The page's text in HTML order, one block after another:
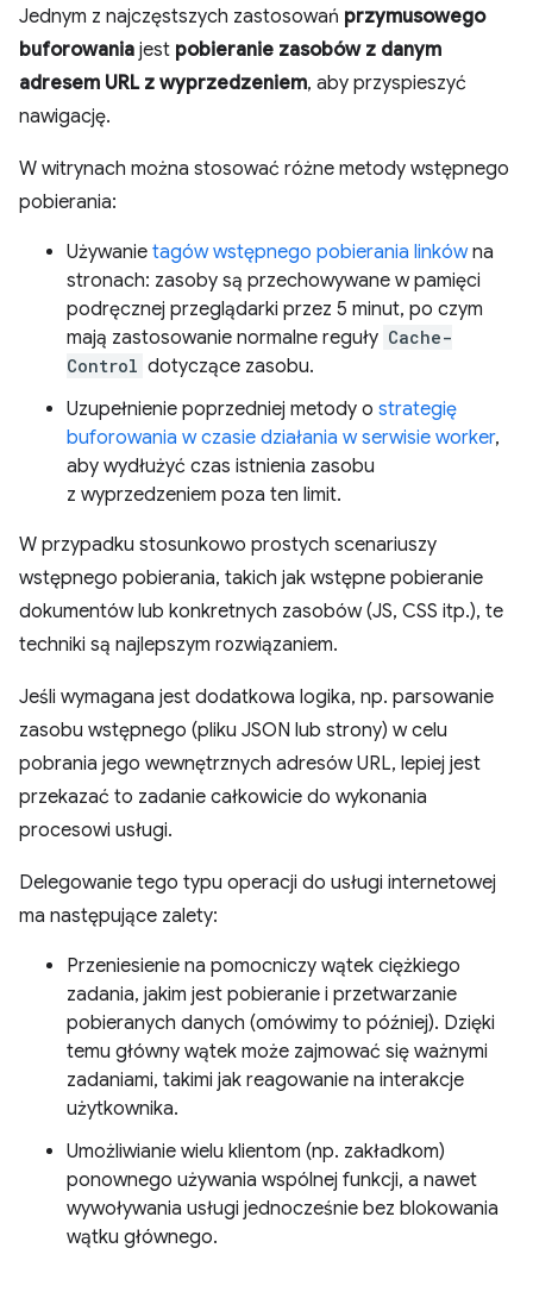
Jednym z najczęstszych zastosowań przymusowego
buforowania jest pobieranie zasobów z danym
adresem URL z wyprzedzeniem, aby przyspieszyć
nawigację.
W witrynach można stosować różne metody wstępnego
pobierania:
Używanie tagów wstępnego pobierania linkówna
stronach: zasoby są przechowywane w pamięci
podręcznej przeglądarki przez 5 minut, po czym
mają zastosowanie normalne reguły Cache-
Control dotyczące zasobu.
Uzupełnienie poprzedniej metody o strategię
buforowania w czasie działania w serwisie worker,
aby wydłużyć czas istnienia zasobu
z wyprzedzeniem poza ten limit.
W przypadku stosunkowo prostych scenariuszy
wstępnego pobierania, takich jak wstępne pobieranie
dokumentów lub konkretnych zasobów (JS, CSS itp.), te
techniki są najlepszym rozwiązaniem.
Jeśli wymagana jest dodatkowa logika, np. parsowanie
zasobu wstępnego (pliku JSON lub strony) w celu
pobrania jego wewnętrznych adresów URL, lepiej jest
przekazać to zadanie całkowicie do wykonania
procesowi usługi.
Delegowanie tego typu operacji do usługi internetowej
ma następujące zalety:
Przeniesienie na pomocniczy wątek ciężkiego
zadania, jakim jest pobieranie i przetwarzanie
pobieranych danych (omówimy to później). Dzięki
temu główny wątek może zajmować się ważnymi
zadaniami, takimi jak reagowanie na interakcje
użytkownika.
Umożliwianie wielu klientom (np. zakładkom)
ponownego używania wspólnej funkcji, a nawet
wywoływania usługi jednocześnie bez blokowania
wątku głównego.